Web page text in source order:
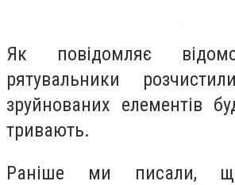
Як повідомляє
рятувальники
зруйнованих елементів
тривають.
Раніше ми писали,